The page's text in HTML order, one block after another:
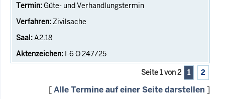
Güte- und Verhandlungstermin
Zivilsache
A2.18
I-6 O 247/25
Seite 1 von 2 1 2
[Alle Termine auf einer Seite darstellen ]